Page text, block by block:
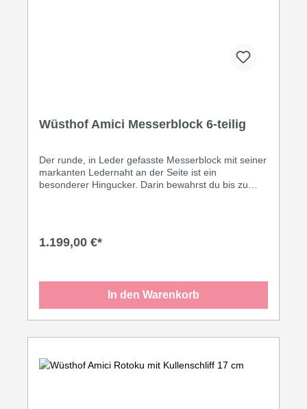
Wüsthof Amici Messerblock 6-teilig
Der runde, in Leder gefasste Messerblock mit seiner
markanten Ledernaht an der Seite ist ein
besonderer Hingucker. Darin bewahrst du bis zu
hochwertige italienische Rindsleder wird nach
zum Beispiel als ebenbürtiger Partner zu den
charakterstarken Olivenholz-Griffen der Amici
Messerserie. INHALT:1011300409 -
Gemüsemesser1011301614 -
Brotmesser2091370601 - Messerblock
1.199,00 €*
In den Warenkorb